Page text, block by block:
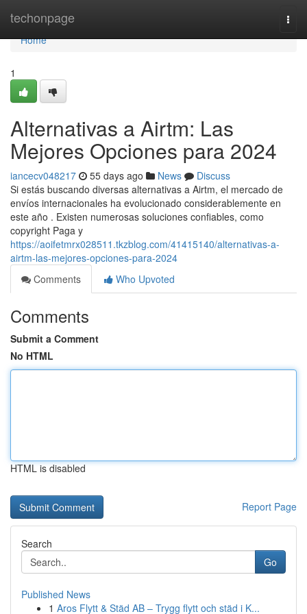
techonpage
Home
Home
1
Alternativas a Airtm: Las
Mejores Opciones para 2024
iancecv048217 55 days ago News
Discuss
Si estás buscando diversas alternativas a Airtm, el mercado de
envíos internacionales ha evolucionado considerablemente en
este año . Existen numerosas soluciones confiables, como
copyright Paga y
https://aoifetmrx028511.tkzblog.com/41415140/alternativas-a-
airtm-las-mejores-opciones-para-2024
Comments
Who Upvoted
Comments
Submit a Comment
No HTML
HTML is disabled
Report Page
Search
Go
Published News
1 Aros Flytt & Städ AB – Trygg flytt och städ i K...